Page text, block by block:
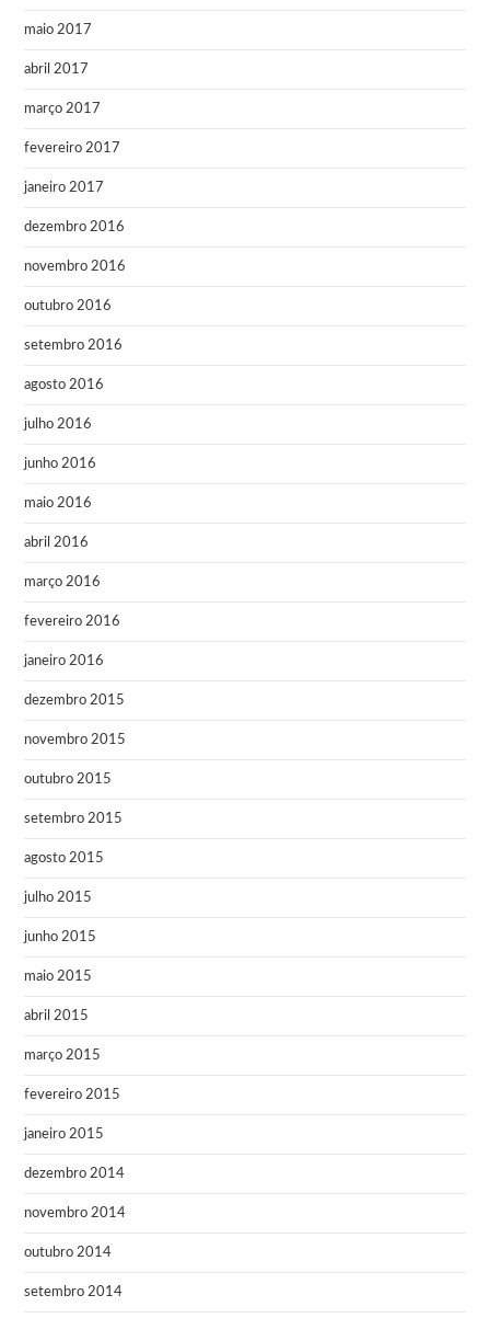
maio 2017
abril 2017
março 2017
fevereiro 2017
janeiro 2017
dezembro 2016
novembro 2016
outubro 2016
setembro 2016
agosto 2016
julho 2016
junho 2016
maio 2016
abril 2016
março 2016
fevereiro 2016
janeiro 2016
dezembro 2015
novembro 2015
outubro 2015
setembro 2015
agosto 2015
julho 2015
junho 2015
maio 2015
abril 2015
março 2015
fevereiro 2015
janeiro 2015
dezembro 2014
novembro 2014
outubro 2014
setembro 2014